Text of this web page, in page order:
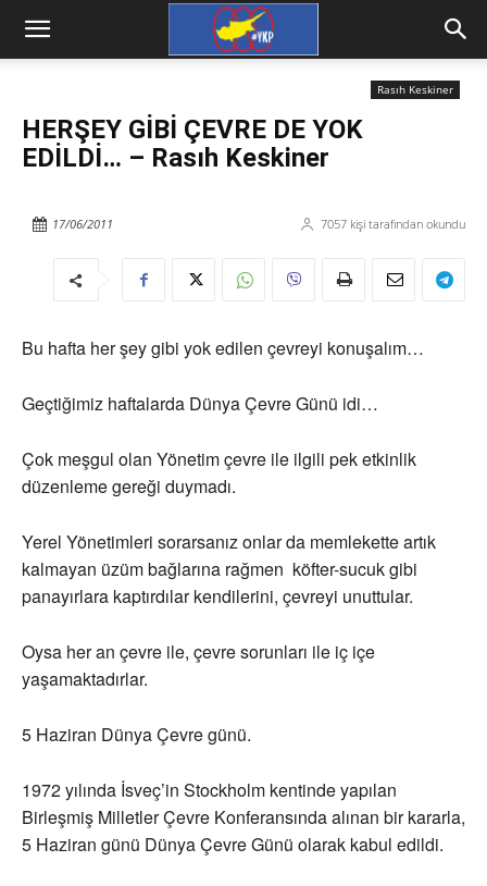
Rasıh Keskiner
HERŞEY GİBİ ÇEVRE DE YOK
EDİLDİ… – Rasıh Keskiner
7057 kişi tarafından okundu
17/06/2011
Bu hafta her şey gibi yok edilen çevreyi konuşalım…
Geçtiğimiz haftalarda Dünya Çevre Günü idi…
Çok meşgul olan Yönetim çevre ile ilgili pek etkinlik
düzenleme gereği duymadı.
Yerel Yönetimleri sorarsanız onlar da memlekette artık
kalmayan üzüm bağlarına rağmen köfter-sucuk gibi
panayırlara kaptırdılar kendilerini, çevreyi unuttular.
Oysa her an çevre ile, çevre sorunları ile iç içe
yaşamaktadırlar.
5 Haziran Dünya Çevre günü.
1972 yılında İsveç’in Stockholm kentinde yapılan
Birleşmiş Milletler Çevre Konferansında alınan bir kararla,
5 Haziran günü Dünya Çevre Günü olarak kabul edildi.